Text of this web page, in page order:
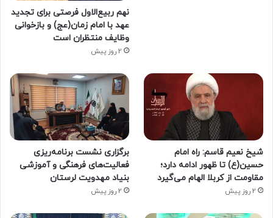
نهم ربیع‌الاول فرصتی برای تجدید
عهد با امام زمان(عج) و بازخوانی
وظایف منتظران است
2 روز پیش
شیخ نعیم قاسم: راه امام
حسین(ع) تا ظهور ادامه دارد؛
مقاومت از کربلا الهام می‌گیرد
2 روز پیش
برگزاری نشست برنامه‌ریزی
فعالیت‌های فرهنگی و آموزشی
بنیاد مهدویت لرستان
2 روز پیش